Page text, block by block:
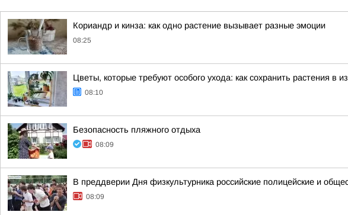
Кориандр и кинза: как одно растение вызывает разные эмоции
08:25
Цветы, которые требуют особого ухода: как сохранить растения в
08:10
Безопасность пляжного отдыха
08:09
В преддверии Дня физкультурника российские полицейские и
08:09